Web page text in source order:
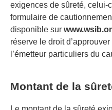
exigences de sûreté, celui-
formulaire de
disponible sur
réserve le droit
l’émetteur particuliers du
Montant de la